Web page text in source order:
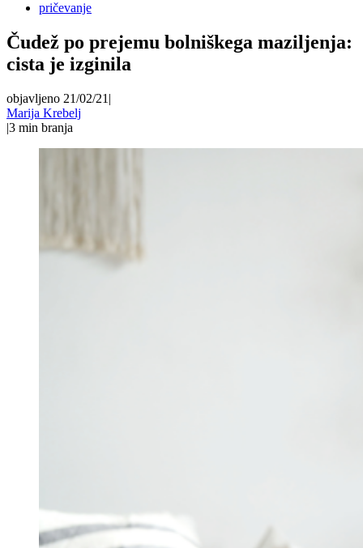
pričevanje
Čudež po prejemu bolniškega maziljenja:
cista je izginila
objavljeno 21/02/21 |
Marija Krebelj
|3 min branja